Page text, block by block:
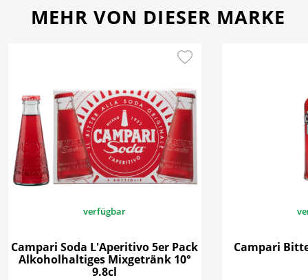
MEHR VON DIESER MARKE
verfügbar
Campari Soda L'Aperitivo 5er Pack
Alkoholhaltiges Mixgetränk 10°
9.8cl
Campari